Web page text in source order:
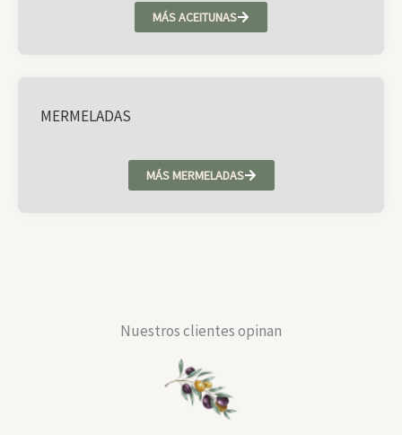
MÁS ACEITUNAS
MERMELADAS
MÁS MERMELADAS
Nuestros clientes opinan